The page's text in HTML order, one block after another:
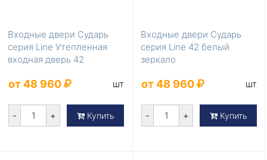
Входные двери Сударь
серия Line Утепленная
входная дверь 42
от 48 960 шт
- + Купить
Входные двери Сударь
серия Line 42 белый
зеркало
от 48 960 шт
- + Купить